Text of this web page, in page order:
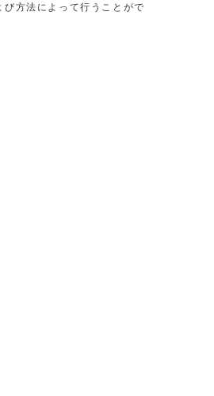
方法によって行うことがで